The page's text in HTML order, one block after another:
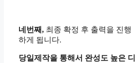
네번째, 최종 확정 후 출력을 진행
하게 됩니다.
당일제작을 통해서 완성도 높은 디